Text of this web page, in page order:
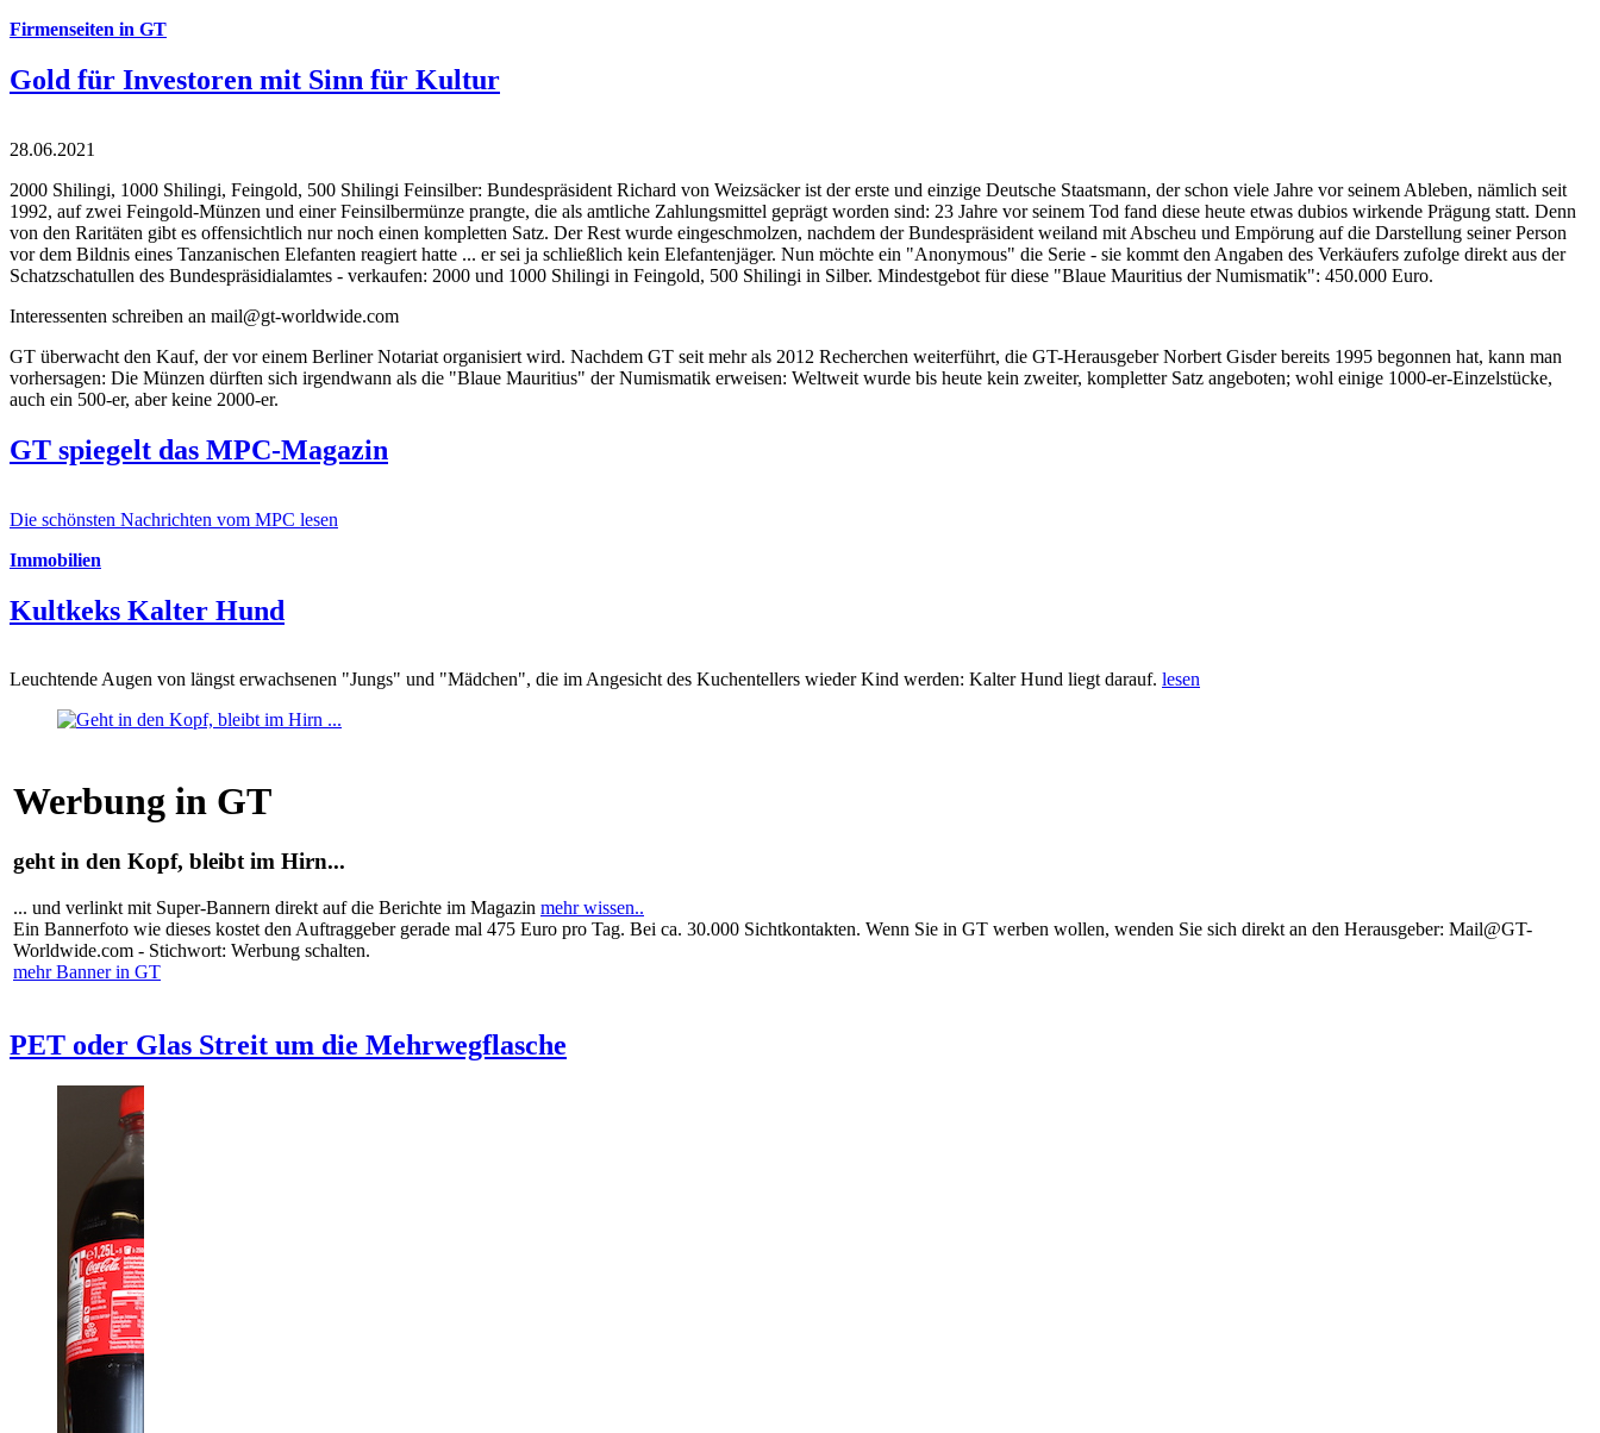
Firmenseiten in GT
Gold für Investoren mit Sinn für Kultur
28.06.2021
2000 Shilingi, 1000 Shilingi, Feingold, 500 Shilingi Feinsilber: Bundespräsident Richard von Weizsäcker ist der erste und einzige Deutsche Staatsmann, der schon viele Jahre vor seinem Ableben, nämlich seit
1992, auf zwei Feingold-Münzen und einer Feinsilbermünze prangte, die als amtliche Zahlungsmittel geprägt worden sind: 23 Jahre vor seinem Tod fand diese heute etwas dubios wirkende Prägung statt. Denn
von den Raritäten gibt es offensichtlich nur noch einen kompletten Satz. Der Rest wurde eingeschmolzen, nachdem der Bundespräsident weiland mit Abscheu und Empörung auf die Darstellung seiner Person
vor dem Bildnis eines Tanzanischen Elefanten reagiert hatte ... er sei ja schließlich kein Elefantenjäger. Nun möchte ein "Anonymous" die Serie - sie kommt den Angaben des Verkäufers zufolge direkt aus der
Schatzschatullen des Bundespräsidialamtes - verkaufen: 2000 und 1000 Shilingi in Feingold, 500 Shilingi in Silber. Mindestgebot für diese "Blaue Mauritius der Numismatik": 450.000 Euro.
Interessenten schreiben an mail@gt-worldwide.com
GT überwacht den Kauf, der vor einem Berliner Notariat organisiert wird. Nachdem GT seit mehr als 2012 Recherchen weiterführt, die GT-Herausgeber Norbert Gisder bereits 1995 begonnen hat, kann man
vorhersagen: Die Münzen dürften sich irgendwann als die "Blaue Mauritius" der Numismatik erweisen: Weltweit wurde bis heute kein zweiter, kompletter Satz angeboten; wohl einige 1000-er-Einzelstücke,
auch ein 500-er, aber keine 2000-er.
GT spiegelt das MPC-Magazin
Die schönsten Nachrichten vom MPC lesen
Immobilien
Kultkeks Kalter Hund
Leuchtende Augen von längst erwachsenen "Jungs" und "Mädchen", die im Angesicht des Kuchentellers wieder Kind werden: Kalter Hund liegt darauf. lesen
Werbung in GT
geht in den Kopf, bleibt im Hirn...
... und verlinkt mit Super-Bannern direkt auf die Berichte im Magazin mehr wissen..
Ein Bannerfoto wie dieses kostet den Auftraggeber gerade mal 475 Euro pro Tag. Bei ca. 30.000 Sichtkontakten. Wenn Sie in GT werben wollen, wenden Sie sich direkt an den Herausgeber: Mail@GT-
Worldwide.com - Stichwort: Werbung schalten.
mehr Banner in GT
PET oder Glas Streit um die Mehrwegflasche